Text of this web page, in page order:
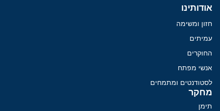
אודותינו
חזון ומשימה
עמיתים
החוקרים
אנשי מפתח
לסטודנטים ומתמחים
מחקר
תימן